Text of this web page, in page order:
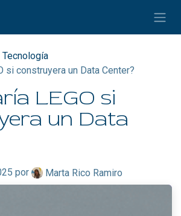
Tecnología
si construyera un Data Center?
LEGO si
un Data
por Marta Rico Ramiro